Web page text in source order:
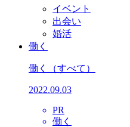
イベント
出会い
婚活
働く
働く （すべて）
2022.09.03
PR
働く